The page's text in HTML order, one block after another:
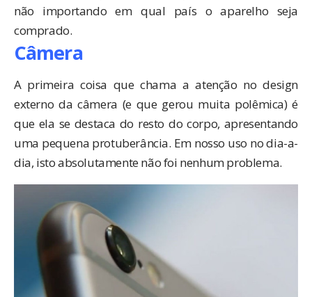
não importando em qual país o aparelho seja
comprado.
Câmera
A primeira coisa que chama a atenção no design
externo da câmera (e que gerou muita polêmica) é
que ela se destaca do resto do corpo, apresentando
uma pequena protuberância. Em nosso uso no dia-a-
dia, isto absolutamente não foi nenhum problema.